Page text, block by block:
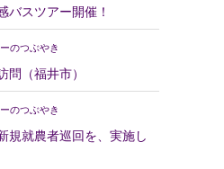
バスツアー開催！
のつぶやき
問（福井市）
のつぶやき
規就農者巡回を、実施し